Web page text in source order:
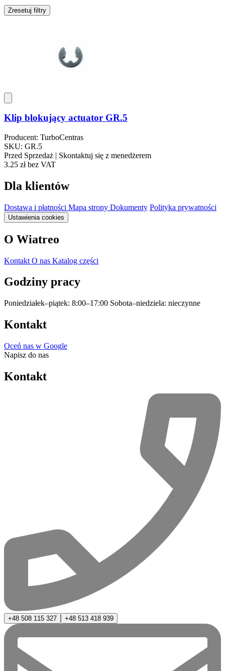
Zresetuj filtry
Klip blokujący actuator GR.5
Producent: TurboCentras
SKU: GR.5
Przed Sprzedaż | Skontaktuj się z menedżerem
3.25 złbez VAT
Dla klientów
Dostawa i płatności Mapa strony Dokumenty Polityka prywatności
Ustawienia cookies
O Wiatreo
Kontakt O nas Katalog części
Godziny pracy
Poniedziałek–piątek: 8:00–17:00 Sobota–niedziela: nieczynne
Kontakt
Oceń nas w Google
Napisz do nas
Kontakt
+48 508 115 327 +48 513 418 939